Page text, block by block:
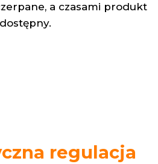
a czasami produkt
regulacja